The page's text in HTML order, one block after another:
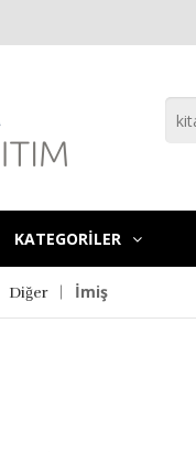
KATEGORİLER
Diğer İmiş